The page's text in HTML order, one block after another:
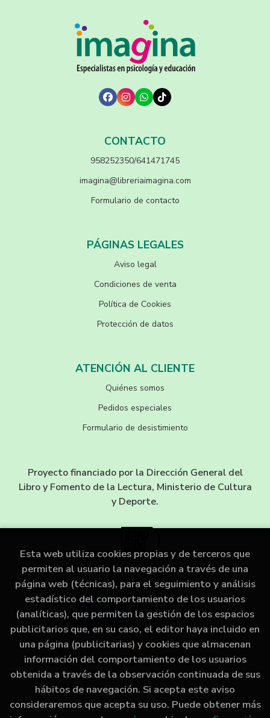
CONTACTO
958252350/641471745
imagina@libreriaimagina.com
Formulario de contacto
PÁGINAS LEGALES
Aviso legal
Condiciones de venta
Política de Cookies
Protección de datos
ATENCIÓN AL CLIENTE
Quiénes somos
Pedidos especiales
Formulario de desistimiento
Proyecto financiado por la Dirección General del
Libro y Fomento de la Lectura, Ministerio de Cultura
y Deporte.
Esta web utiliza cookies propias y de terceros que
permiten al usuario la navegación a través de una
página web (técnicas), para el seguimiento y análisis
estadístico del comportamiento de los usuarios
(analíticas), que permiten la gestión de los espacios
publicitarios que, en su caso, el editor haya incluido en
una página (publicitarias) y cookies que almacenan
información del comportamiento de los usuarios
obtenida a través de la observación continuada de sus
hábitos de navegación. Si acepta este aviso
consideraremos que acepta su uso. Puede obtener más